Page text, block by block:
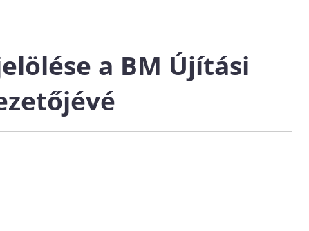
a BM Újítási